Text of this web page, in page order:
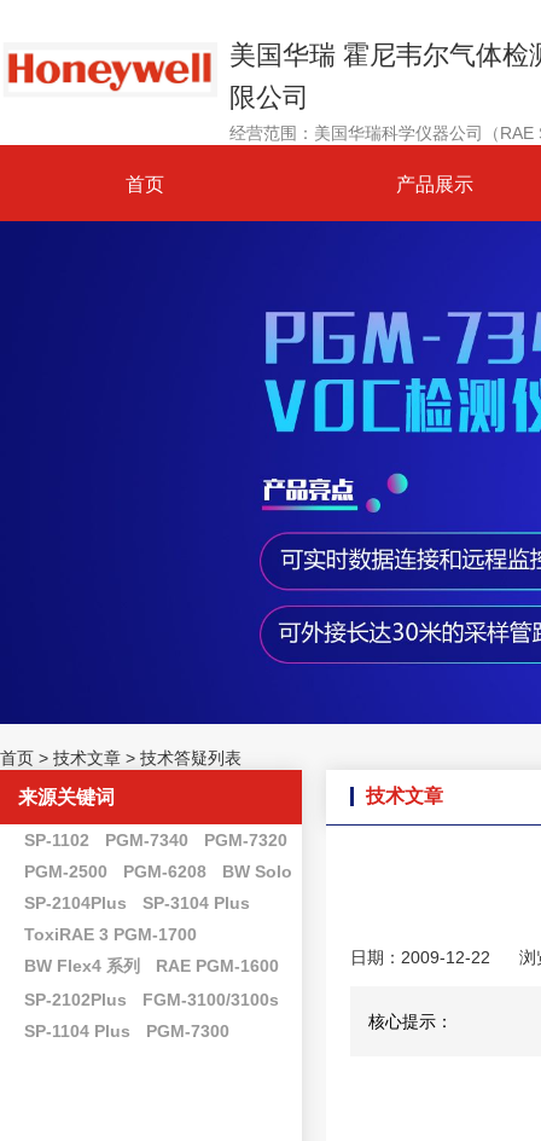
美国华瑞 霍尼韦尔气体检
限公司
首页 产品展示
首页 > 技术文章 > 技术答疑列表
来源关键词
SP-1102 PGM-7340
PGM-7320
PGM-2500
PGM-6208
BW Solo
SP-2104Plus
SP-3104 Plus
ToxiRAE 3 PGM-1700
BW Flex4 系列
RAE PGM-1600
SP-2102Plus
FGM-3100/3100s
SP-1104 Plus
PGM-7300
技术文章
日期：2009-12-22 浏
核心提示：